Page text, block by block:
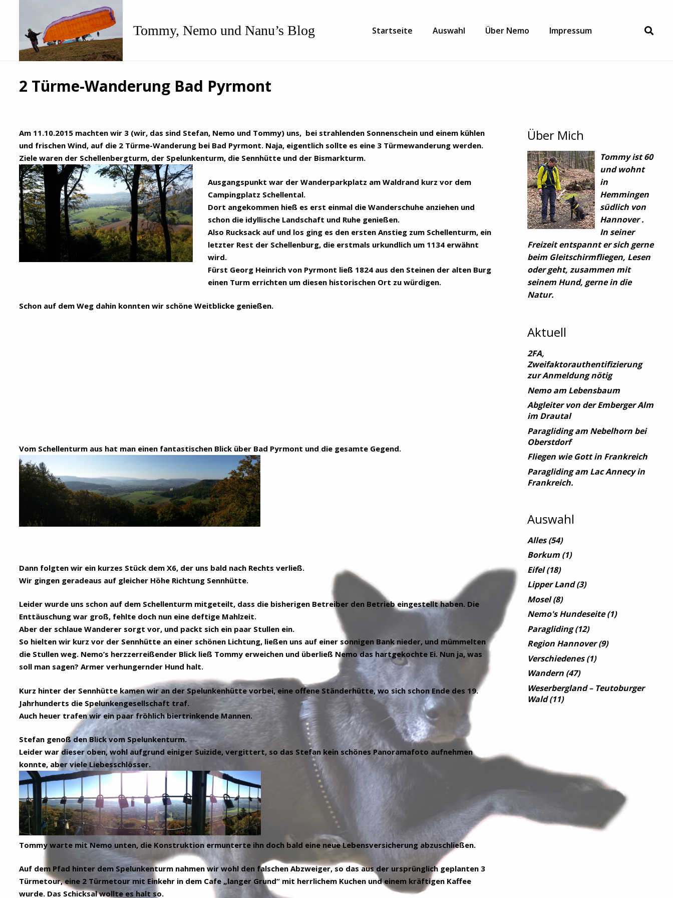
Tommy, Nemo und Nanu’s Blog Startseite Auswahl Über Nemo Impressum
2 Türme-Wanderung Bad Pyrmont
Am 11.10.2015 machten wir 3 (wir, das sind Stefan, Nemo und Tommy) uns, bei strahlenden Sonnenschein und einem kühlen
und frischen Wind, auf die 2 Türme-Wanderung bei Bad Pyrmont. Naja, eigentlich sollte es eine 3 Türmewanderung werden.
Ziele waren der Schellenbergturm, der Spelunkenturm, die Sennhütte und der Bismarkturm.
Ausgangspunkt war der Wanderparkplatz am Waldrand kurz vor dem
Campingplatz Schellental.
Dort angekommen hieß es erst einmal die Wanderschuhe anziehen und
schon die idyllische Landschaft und Ruhe genießen.
Also Rucksack auf und los ging es den ersten Anstieg zum Schellenturm, ein
letzter Rest der Schellenburg, die erstmals urkundlich um 1134 erwähnt
wird.
Fürst Georg Heinrich von Pyrmont ließ 1824 aus den Steinen der alten Burg
einen Turm errichten um diesen historischen Ort zu würdigen.
Schon auf dem Weg dahin konnten wir schöne Weitblicke genießen.
Vom Schellenturm aus hat man einen fantastischen Blick über Bad Pyrmont und die gesamte Gegend.
Dann folgten wir ein kurzes Stück dem X6, der uns bald nach Rechts verließ.
Wir gingen geradeaus auf gleicher Höhe Richtung Sennhütte.
Leider wurde uns schon auf dem Schellenturm mitgeteilt, dass die bisherigen Betreiber den Betrieb eingestellt haben. Die
Enttäuschung war groß, fehlte doch nun eine deftige Mahlzeit.
Aber der schlaue Wanderer sorgt vor, und packt sich ein paar Stullen ein.
So hielten wir kurz vor der Sennhütte an einer schönen Lichtung, ließen uns auf einer sonnigen Bank nieder, und mümmelten
die Stullen weg. Nemo’s herzzerreißender Blick ließ Tommy erweichen und überließ Nemo das hartgekochte Ei. Nun ja, was
soll man sagen? Armer verhungernder Hund halt.
Kurz hinter der Sennhütte kamen wir an der Spelunkenhütte vorbei, eine offene Ständerhütte, wo sich schon Ende des 19.
Jahrhunderts die Spelunkengesellschaft traf.
Auch heuer trafen wir ein paar fröhlich biertrinkende Mannen.
Stefan genoß den Blick vom Spelunkenturm.
Leider war dieser oben, wohl aufgrund einiger Suizide, vergittert, so das Stefan kein schönes Panoramafoto aufnehmen
konnte, aber viele Liebesschlösser.
Tommy warte mit Nemo unten, die Konstruktion ermunterte ihn doch bald eine neue Lebensversicherung abzuschließen.
Auf dem Pfad hinter dem Spelunkenturm nahmen wir wohl den falschen Abzweiger, so das aus der ursprünglich geplanten 3
Türmetour, eine 2 Türmetour mit Einkehr in dem Cafe „langer Grund“ mit herrlichem Kuchen und einem kräftigen Kaffee
wurde. Das Schicksal wollte es halt so.
Über Mich
Tommy ist 60
und wohnt
in
Hemmingen
südlich von
Hannover .
In seiner
Freizeit entspannt er sich gerne
beim Gleitschirmfliegen, Lesen
oder geht, zusammen mit
seinem Hund, gerne in die
Natur.
Aktuell
2FA,
Zweifaktorauthentifizierung
zur Anmeldung nötig
Nemo am Lebensbaum
Abgleiter von der Emberger Alm
im Drautal
Paragliding am Nebelhorn bei
Oberstdorf
Fliegen wie Gott in Frankreich
Paragliding am Lac Annecy in
Frankreich.
Auswahl
Alles(54)
Borkum(1)
Eifel(18)
Lipper Land(3)
Mosel(8)
Nemo's Hundeseite(1)
Paragliding(12)
Region Hannover(9)
Verschiedenes(1)
Wandern(47)
Weserbergland – Teutoburger
Wald(11)